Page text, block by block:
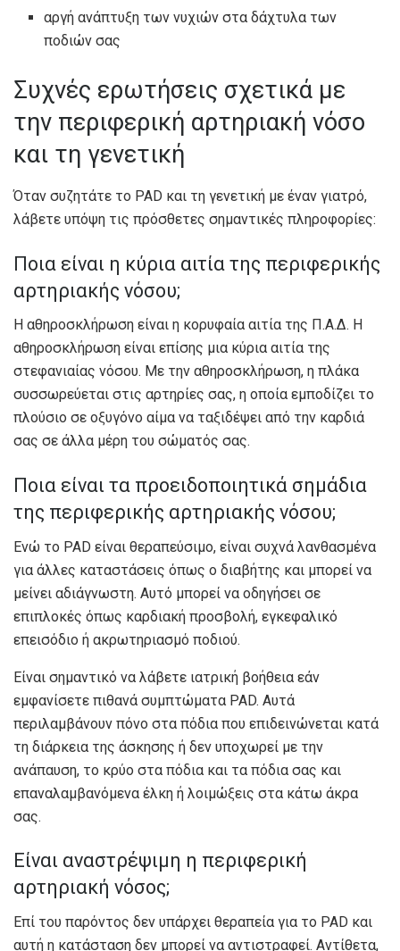
αργή ανάπτυξη των νυχιών στα δάχτυλα των
ποδιών σας
Συχνές ερωτήσεις σχετικά με
την περιφερική αρτηριακή νόσο
και τη γενετική
Όταν συζητάτε το PAD και τη γενετική με έναν γιατρό,
λάβετε υπόψη τις πρόσθετες σημαντικές πληροφορίες:
Ποια είναι η κύρια αιτία της περιφερικής
αρτηριακής νόσου;
Η αθηροσκλήρωση είναι η κορυφαία αιτία της Π.Α.Δ. Η
αθηροσκλήρωση είναι επίσης μια κύρια αιτία της
στεφανιαίας νόσου. Με την αθηροσκλήρωση, η πλάκα
συσσωρεύεται στις αρτηρίες σας, η οποία εμποδίζει το
πλούσιο σε οξυγόνο αίμα να ταξιδέψει από την καρδιά
σας σε άλλα μέρη του σώματός σας.
Ποια είναι τα προειδοποιητικά σημάδια
της περιφερικής αρτηριακής νόσου;
Ενώ το PAD είναι θεραπεύσιμο, είναι συχνά λανθασμένα
για άλλες καταστάσεις όπως ο διαβήτης και μπορεί να
μείνει αδιάγνωστη. Αυτό μπορεί να οδηγήσει σε
επιπλοκές όπως καρδιακή προσβολή, εγκεφαλικό
επεισόδιο ή ακρωτηριασμό ποδιού.
Είναι σημαντικό να λάβετε ιατρική βοήθεια εάν
εμφανίσετε πιθανά συμπτώματα PAD. Αυτά
περιλαμβάνουν πόνο στα πόδια που επιδεινώνεται κατά
τη διάρκεια της άσκησης ή δεν υποχωρεί με την
ανάπαυση, το κρύο στα πόδια και τα πόδια σας και
επαναλαμβανόμενα έλκη ή λοιμώξεις στα κάτω άκρα
σας.
Είναι αναστρέψιμη η περιφερική
αρτηριακή νόσος;
Επί του παρόντος δεν υπάρχει θεραπεία για το PAD και
αυτή η κατάσταση δεν μπορεί να αντιστραφεί. Αντίθετα,